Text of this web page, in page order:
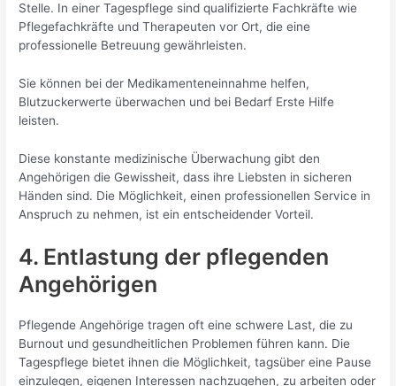
Stelle. In einer Tagespflege sind qualifizierte Fachkräfte wie
Pflegefachkräfte und Therapeuten vor Ort, die eine
professionelle Betreuung gewährleisten.
Sie können bei der Medikamenteneinnahme helfen,
Blutzuckerwerte überwachen und bei Bedarf Erste Hilfe
leisten.
Diese konstante medizinische Überwachung gibt den
Angehörigen die Gewissheit, dass ihre Liebsten in sicheren
Händen sind. Die Möglichkeit, einen professionellen Service in
Anspruch zu nehmen, ist ein entscheidender Vorteil.
4. Entlastung der pflegenden
Angehörigen
Pflegende Angehörige tragen oft eine schwere Last, die zu
Burnout und gesundheitlichen Problemen führen kann. Die
Tagespflege bietet ihnen die Möglichkeit, tagsüber eine Pause
einzulegen, eigenen Interessen nachzugehen, zu arbeiten oder